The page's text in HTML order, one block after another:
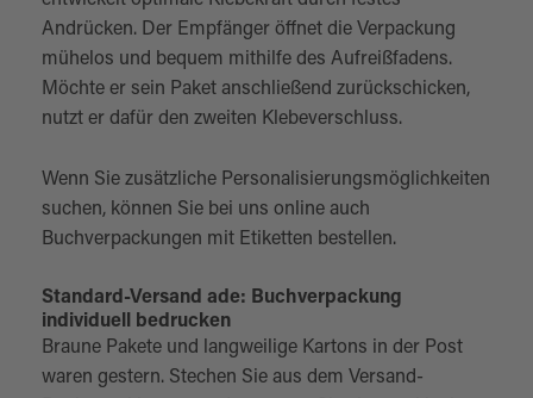
Andrücken. Der Empfänger öffnet die Verpackung
mühelos und bequem mithilfe des Aufreißfadens.
Möchte er sein Paket anschließend zurückschicken,
nutzt er dafür den zweiten Klebeverschluss.
Wenn Sie zusätzliche Personalisierungsmöglichkeiten
suchen, können Sie bei uns online auch
Buchverpackungen mit Etiketten bestellen.
Standard-Versand ade: Buchverpackung
individuell bedrucken
Braune Pakete und langweilige Kartons in der Post
waren gestern. Stechen Sie aus dem Versand-